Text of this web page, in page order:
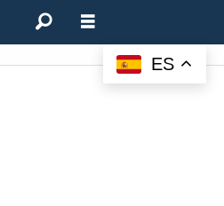
ES